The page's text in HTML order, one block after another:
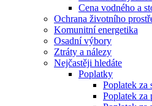
Cena vodného a
Ochrana životního
Komunitní energetika
Osadní výbory
Ztráty a nálezy
Nejčastěji hledáte
Poplatky
Poplatek za
Poplatek za